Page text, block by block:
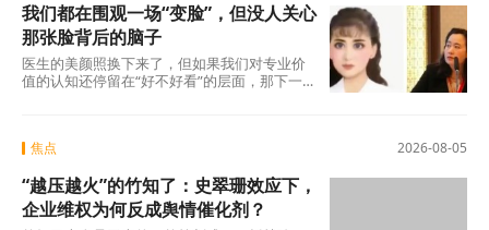
我们都在围观一场“变脸”，但没人关心
那张脸背后的脑子
医生的美颜照换下来了，但如果我们对专业价
值的认知还停留在“好不好看”的层面，那下一
2026-08-05
焦点
“越压越火”的竹知了：史翠珊效应下，
企业维权为何反成舆情催化剂？